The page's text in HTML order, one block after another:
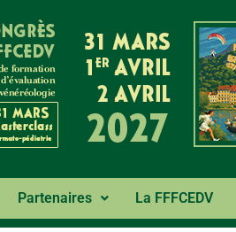
Partenaires La FFFCEDV